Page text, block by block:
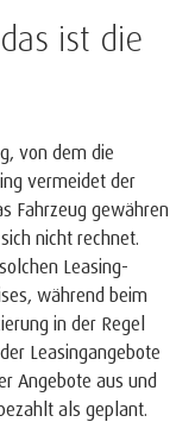
ist die
von dem die
vermeidet der
Fahrzeug gewähren
nicht rechnet.
Leasing-
während beim
in der Regel
Leasingangebote
Angebote aus und
als geplant.